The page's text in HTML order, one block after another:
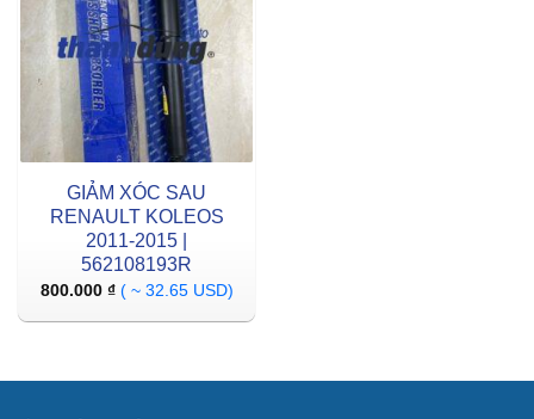
GIẢM XÓC SAU
RENAULT KOLEOS
2011-2015 |
562108193R
800.000 ₫ ( ~ 32.65 USD)